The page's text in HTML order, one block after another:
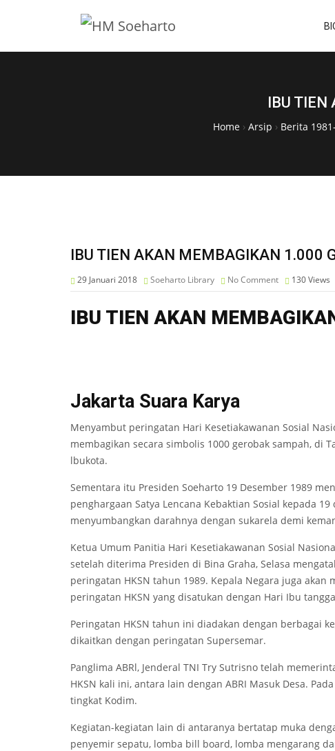
IBU TIEN
Home› Arsip › Berita
IBU TIEN AKAN MEMBAGIKAN 1.000
29 Januari 2018 Soeharto Library No Comment 130Views
IBU TIEN AKAN
Jakarta Suara Karya
Menyambut peringatan Hari Kesetiakawanan Sosial
membagikan secara simbolis 1000 gerobak sampah, di
lbukota.
Sementara itu Presiden Soeharto 19 Desember 1989
penghargaan Satya Lencana Kebaktian Sosial kepada
menyumbangkan darahnya dengan sukarela demi
Ketua Umum Panitia Hari Kesetiakawanan Sosial
setelah diterima Presiden di Bina Graha, Selasa
peringatan HKSN tahun 1989. Kepala Negara juga
peringatan HKSN yang disatukan dengan Hari Ibu
Peringatan HKSN tahun ini diadakan dengan berbagai
dikaitkan dengan peringatan Supersemar.
Panglima ABRl, Jenderal TNI Try Sutrisno telah
HKSN kali ini, antara lain dengan ABRI Masuk Desa.
tingkat Kodim.
Kegiatan-kegiatan lain di antaranya bertatap muka
penyemir sepatu, lomba bill board, lomba mengarang